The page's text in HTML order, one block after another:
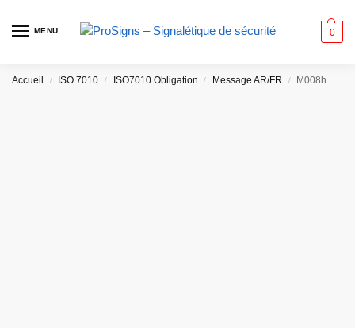
MENU 0
Accueil / ISO 7010 / ISO7010 Obligation / Message AR/FR /